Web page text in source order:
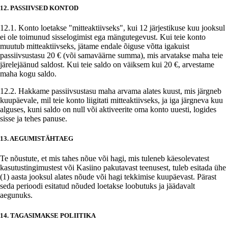
12. PASSIIVSED KONTOD
12.1. Konto loetakse "mitteaktiivseks", kui 12 järjestikuse kuu jooksul
ei ole toimunud sisselogimist ega mängutegevust. Kui teie konto
muutub mitteaktiivseks, jätame endale õiguse võtta igakuist
passiivsustasu 20 € (või samaväärne summa), mis arvatakse maha teie
järelejäänud saldost. Kui teie saldo on väiksem kui 20 €, arvestame
maha kogu saldo.
12.2. Hakkame passiivsustasu maha arvama alates kuust, mis järgneb
kuupäevale, mil teie konto liigitati mitteaktiivseks, ja iga järgneva kuu
alguses, kuni saldo on null või aktiveerite oma konto uuesti, logides
sisse ja tehes panuse.
13. AEGUMISTÄHTAEG
Te nõustute, et mis tahes nõue või hagi, mis tuleneb käesolevatest
kasutustingimustest või Kasiino pakutavast teenusest, tuleb esitada ühe
(1) aasta jooksul alates nõude või hagi tekkimise kuupäevast. Pärast
seda perioodi esitatud nõuded loetakse loobutuks ja jäädavalt
aegunuks.
14. TAGASIMAKSE POLIITIKA